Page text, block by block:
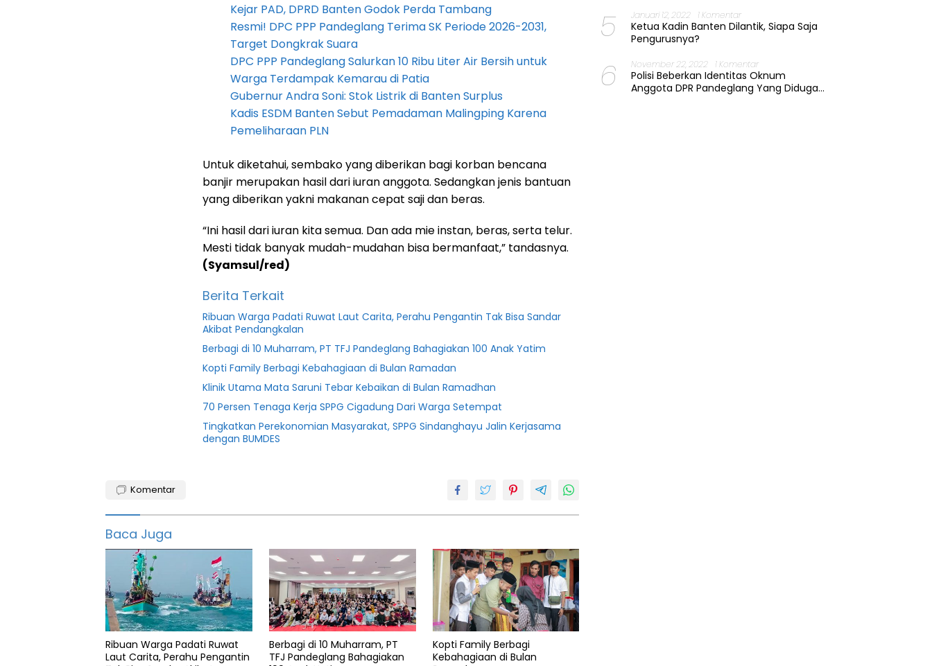
Kejar PAD, DPRD Banten Godok Perda Tambang
Resmi! DPC PPP Pandeglang Terima SK Periode 2026-2031,
Target Dongkrak Suara
DPC PPP Pandeglang Salurkan 10 Ribu Liter Air Bersih untuk
Warga Terdampak Kemarau di Patia
Gubernur Andra Soni: Stok Listrik di Banten Surplus
Kadis ESDM Banten Sebut Pemadaman Malingping Karena
Pemeliharaan PLN
Untuk diketahui, sembako yang diberikan bagi korban bencana
banjir merupakan hasil dari iuran anggota. Sedangkan jenis bantuan
yang diberikan yakni makanan cepat saji dan beras.
“Ini hasil dari iuran kita semua. Dan ada mie instan, beras, serta telur.
Mesti tidak banyak mudah-mudahan bisa bermanfaat,” tandasnya.
(Syamsul/red)
Berita Terkait
Ribuan Warga Padati Ruwat Laut Carita, Perahu Pengantin Tak Bisa Sandar
Akibat Pendangkalan
Berbagi di 10 Muharram, PT TFJ Pandeglang Bahagiakan 100 Anak Yatim
Kopti Family Berbagi Kebahagiaan di Bulan Ramadan
Klinik Utama Mata Saruni Tebar Kebaikan di Bulan Ramadhan
70 Persen Tenaga Kerja SPPG Cigadung Dari Warga Setempat
Tingkatkan Perekonomian Masyarakat, SPPG Sindanghayu Jalin Kerjasama
dengan BUMDES
featured
Polda
Banten
Polisi
Provinsi
banten
Komentar
Baca Juga
Ribuan Warga Padati Ruwat
Laut Carita, Perahu Pengantin
Berbagi di 10 Muharram, PT
TFJ Pandeglang Bahagiakan
Kopti Family Berbagi
Kebahagiaan di Bulan
5 Januari 12, 2022 1 Komentar
Ketua Kadin Banten Dilantik, Siapa Saja
Pengurusnya?
6 November 22, 2022 1 Komentar
Polisi Beberkan Identitas Oknum
Anggota DPR Pandeglang Yang Diduga